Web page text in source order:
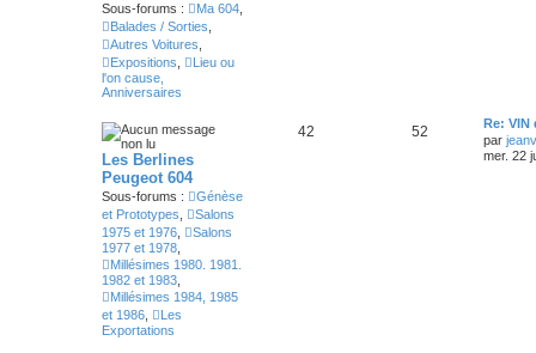
Sous-forums :
Ma 604
Balades / Sorties
Autres Voitures
Expositions
Lieu ou
l'on cause,
Anniversaires
Les Berlines
Peugeot 604
Sous-forums :
Génèse
et Prototypes
Salons
1975 et 1976
Salons
1977 et 1978
Millésimes 1980. 1981.
1982 et 1983
Millésimes 1984, 1985
et 1986
Les
Exportations
42 52
Re:
par
mer. 22